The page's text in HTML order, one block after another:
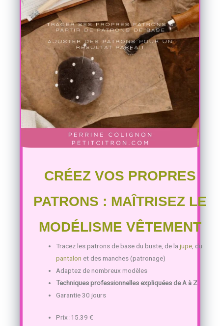
CRÉEZ VOS PROPRES
PATRONS : MAÎTRISEZ LE
MODÉLISME VÊTEMENT
Tracez les patrons de base du buste, de lajupe , du
pantalon et des manches (patronage)
Adaptez de nombreux modèles
Techniques professionnelles expliquées de A à Z
Garantie 30 jours
Prix :15.39€